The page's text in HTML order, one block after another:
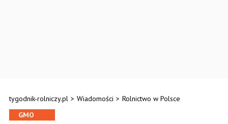
tygodnik-rolniczy.pl > Wiadomości > Rolnictwo w Polsce
GMO